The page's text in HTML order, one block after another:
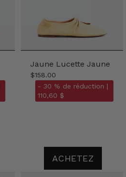
Jaune Lucette Jaune
$158.00
- 30 % de réduction |
110,60 $
ACHETEZ